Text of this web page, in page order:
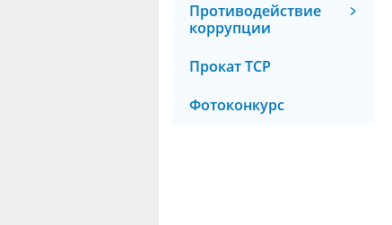
Противодействие
коррупции
Прокат ТСР
Фотоконкурс